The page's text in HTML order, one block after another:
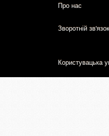
Про нас
Зворотній зв'язок
Користувацька